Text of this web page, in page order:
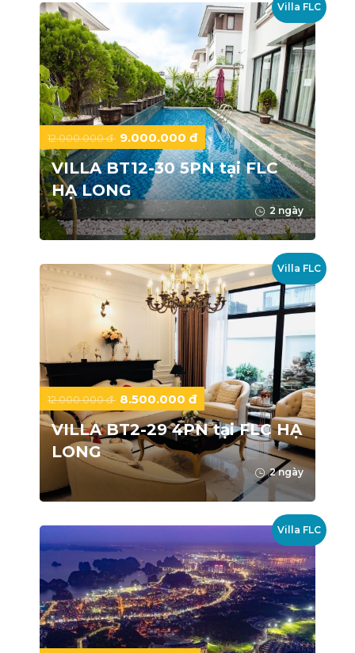
Villa FLC
12.000.000 đ 9.000.000 đ
VILLA BT12-30 5PN tại FLC
HẠ LONG
2 ngày
Villa FLC
12.000.000 đ 8.500.000 đ
VILLA BT2-29 4PN tại FLC HẠ
LONG
2 ngày
Villa FLC